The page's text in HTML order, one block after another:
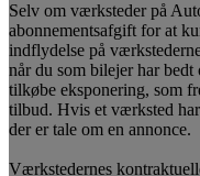
Selv om værksteder på
abonnementsafgift for at
indflydelse på
når du som bilejer har
tilkøbe eksponering, som
tilbud. Hvis et værksted
der er tale om en annonce.
Værkstedernes